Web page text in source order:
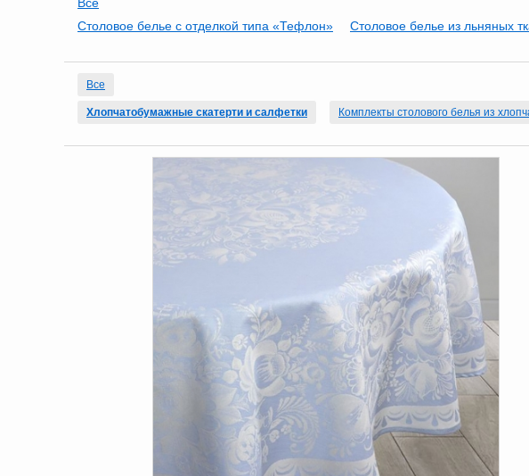
Столовое белье с отделкой типа «Тефлон»
Столовое белье из льняных
Все
Хлопчатобумажные скатерти и салфетки Комплекты столового белья из